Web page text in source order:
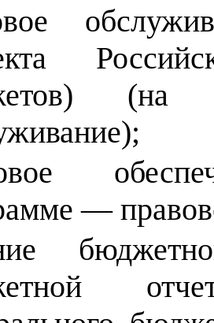
(на
—